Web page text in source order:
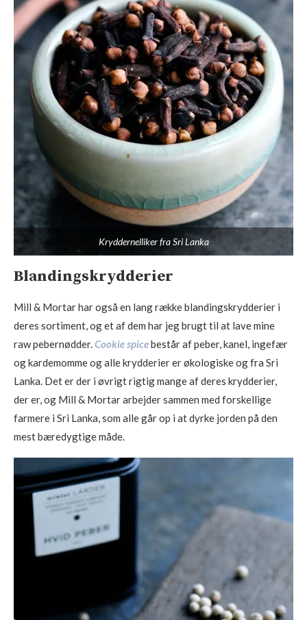
Kryddernelliker fra Sri Lanka
Blandingskrydderier
Mill & Mortar har også en lang række blandingskrydderier i
deres sortiment, og et af dem har jeg brugt til at lave mine
raw pebernødder.Cookie spicebestår af peber, kanel, ingefær
og kardemomme og alle krydderier er økologiske og fra Sri
Lanka. Det er der i øvrigt rigtig mange af deres krydderier,
der er, og Mill & Mortar arbejder sammen med forskellige
farmere i Sri Lanka, som alle går op i at dyrke jorden på den
mest bæredygtige måde.